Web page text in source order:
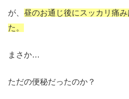
が、 昼のお通じ後にスッカリ痛
た。
まさか…
ただの便秘だったのか？